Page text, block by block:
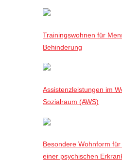
Trainingswohnen für
Behinderung
Assistenzleistungen im
Sozialraum (AWS)
Besondere Wohnform
einer psychischen